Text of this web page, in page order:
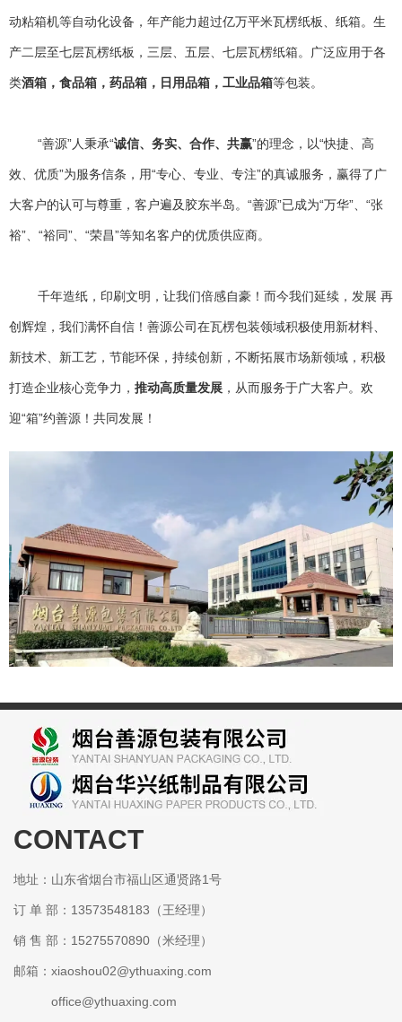
动粘箱机等自动化设备，年产能力超过亿万平米瓦楞纸板、纸箱。生
产二层至七层瓦楞纸板，三层、五层、七层瓦楞纸箱。广泛应用于各
类酒箱，食品箱，药品箱，日用品箱，工业品箱等包装。
“善源”人秉承“诚信、务实、合作、共赢”的理念，以“快捷、高
效、优质”为服务信条，用“专心、专业、专注”的真诚服务，赢得了广
大客户的认可与尊重，客户遍及胶东半岛。“善源”已成为“万华”、“张
裕”、“裕同”、“荣昌”等知名客户的优质供应商。
千年造纸，印刷文明，让我们倍感自豪！而今我们延续，发展 再
创辉煌，我们满怀自信！善源公司在瓦楞包装领域积极使用新材料、
新技术、新工艺，节能环保，持续创新，不断拓展市场新领域，积极
打造企业核心竞争力， 推动高质量发展 ，从而服务于广大客户。欢
迎“箱”约善源！共同发展！
某某包装有限公司
CONTACT
地址：山东省烟台市福山区通贤路1号
订 单 部：13573548183（王经理）
销 售 部：15275570890（米经理）
邮箱：xiaoshou02@ythuaxing.com
office@ythuaxing.com